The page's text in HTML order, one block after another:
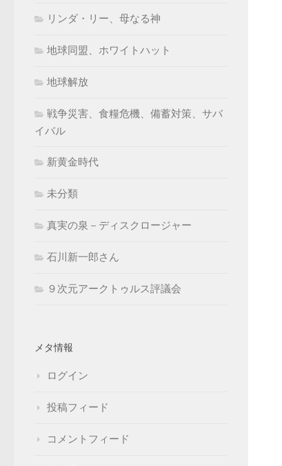
リンダ・リー、母なる神
地球同盟、ホワイトハット
地球解放
戦争災害、食糧危機、備蓄対策、サバ
イバル
新黄金時代
未分類
真実の泉－ディスクロージャー
石川新一郎さん
９次元アークトゥルス評議会
メタ情報
ログイン
投稿フィード
コメントフィード